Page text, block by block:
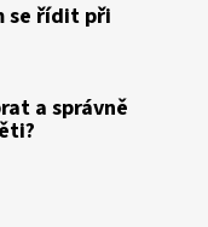
se řídit při
a správně